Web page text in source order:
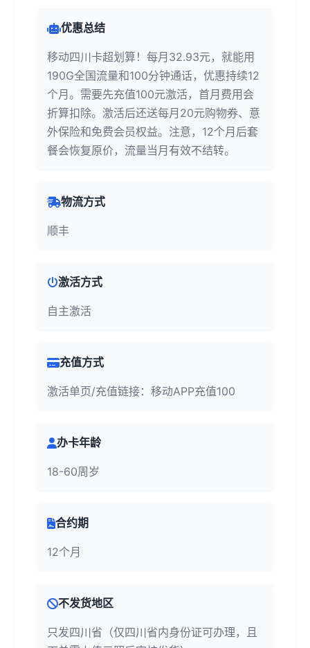
优惠总结
移动四川卡超划算！每月32.93元，就能用
190G全国流量和100分钟通话，优惠持续12
个月。需要先充值100元激活，首月费用会
折算扣除。激活后还送每月20元购物券、意
外保险和免费会员权益。注意，12个月后套
餐会恢复原价，流量当月有效不结转。
物流方式
顺丰
激活方式
自主激活
充值方式
激活单页/充值链接：移动APP充值100
办卡年龄
18-60周岁
合约期
12个月
不发货地区
只发四川省（仅四川省内身份证可办理，且